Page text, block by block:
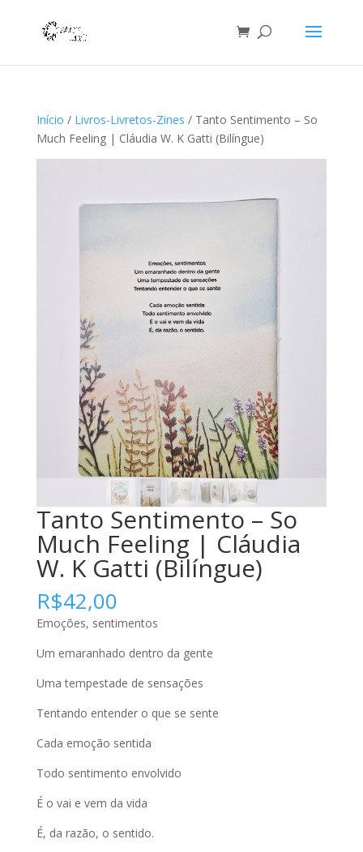
Início / Livros-Livretos-Zines / Tanto Sentimento – So
Much Feeling | Cláudia W. K Gatti (Bilíngue)
Tanto Sentimento – So
Much Feeling | Cláudia
W. K Gatti (Bilíngue)
R$42,00
Emoções, sentimentos
Um emaranhado dentro da gente
Uma tempestade de sensações
Tentando entender o que se sente
Cada emoção sentida
Todo sentimento envolvido
É o vai e vem da vida
É, da razão, o sentido.